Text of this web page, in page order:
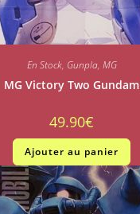
En Stock, Gunpla, MG
MG Victory Two Gundam
49.90€
Ajouter au panier